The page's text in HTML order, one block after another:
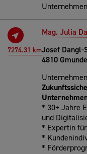
7274.31 km
Mag. Julia
Josef Dangl-
4810
* 30+ Jahre
und
* Expertin
*
*